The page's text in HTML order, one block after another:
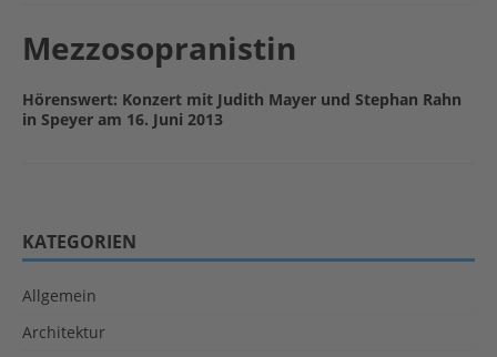
Mezzosopranistin
Hörenswert: Konzert mit Judith Mayer und Stephan Rahn
in Speyer am 16. Juni 2013
KATEGORIEN
Allgemein
Architektur